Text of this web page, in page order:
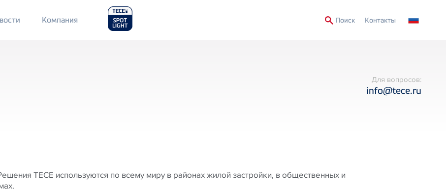
Main
Menu
Компания ПоискSecondary
Контакты
Для вопросов:
info@tece.ru
TECE используются по всему миру в районах жилой застройки, в общественных и